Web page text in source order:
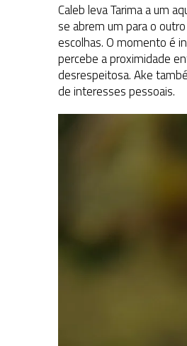
Caleb leva Tarima a um
se abrem um para o
escolhas. O momento é
percebe a proximidade
desrespeitosa. Ake
de interesses pessoais.